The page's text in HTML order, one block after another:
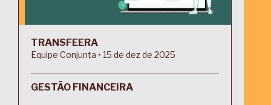
TRANSFEERA
Equipe Conjunta • 15 de dez de 2025
GESTÃO FINANCEIRA